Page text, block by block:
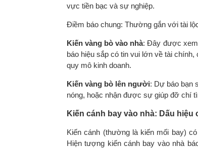
vực tiền bạc và sự nghiệp.
Điềm báo chung: Thường gắn với tài
Kiến vàng bò vào nhà: Đây được xem
báo hiệu sắp có tin vui lớn về tài
quy mô kinh doanh.
Kiến vàng bò lên người: Dự báo bạn
nóng, hoặc nhận được sự giúp đỡ chí
Kiến cánh bay vào nhà: Dấu
Kiến cánh (thường là kiến mối bay)
Hiện tượng kiến cánh bay vào nhà